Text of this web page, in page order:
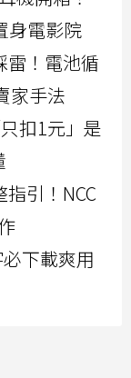
身電影院
雷！電池循
家手法
扣1元」是
引！NCC
下載爽用